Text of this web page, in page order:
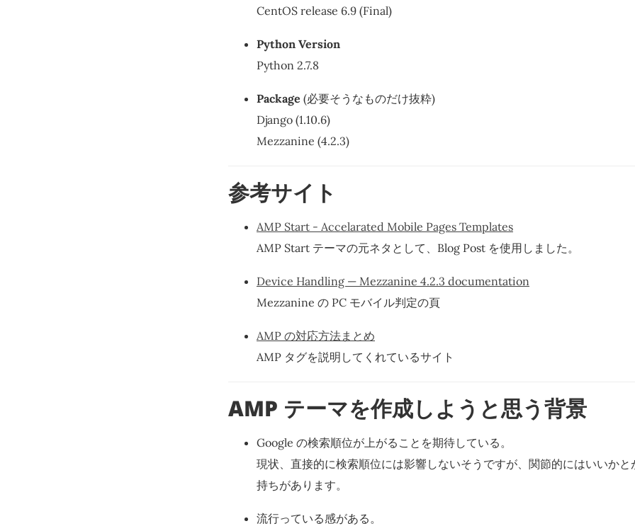
CentOS release 6.9 (Final)
Python Version
Python 2.7.8
Package (必要そうなものだけ抜粋)
Django (1.10.6)
Mezzanine (4.2.3)
参考サイト
AMP Start - Accelarated Mobile Pages Templates
AMP Start テーマの元ネタとして、Blog Post を使用しました。
Device Handling — Mezzanine 4.2.3 documentation
Mezzanine の PC モバイル判定の頁
AMP の対応方法まとめ
AMP タグを説明してくれているサイト
AMP テーマを作成しようと思う背景
Google の検索順位が上がることを期待している。
現状、直接的に検索順位には影響しないそうですが、関節的にはいいか
持ちがあります。
流行っている感がある。